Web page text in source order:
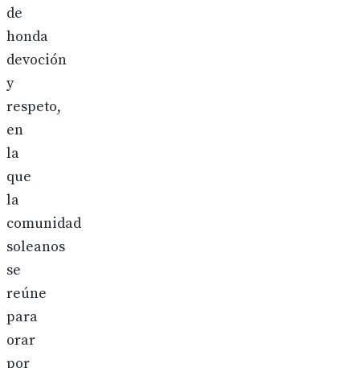
de
honda
devoción
y
respeto,
en
la
que
la
comunidad
soleanos
se
reúne
para
orar
por